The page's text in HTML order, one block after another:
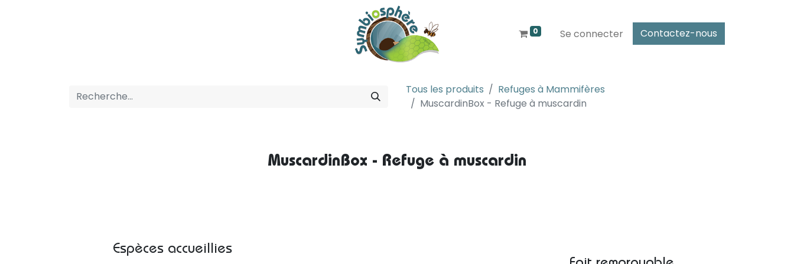
0 Se connecter Contactez-nous
NOTICES
Tous les produits
Refuges à Mammifères
MuscardinBox - Refuge à muscardin
MuscardinBox - Refuge à muscardin
Espèces accueillies